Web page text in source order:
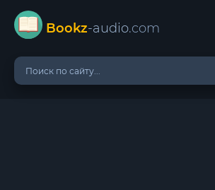
Bookz-audio.com